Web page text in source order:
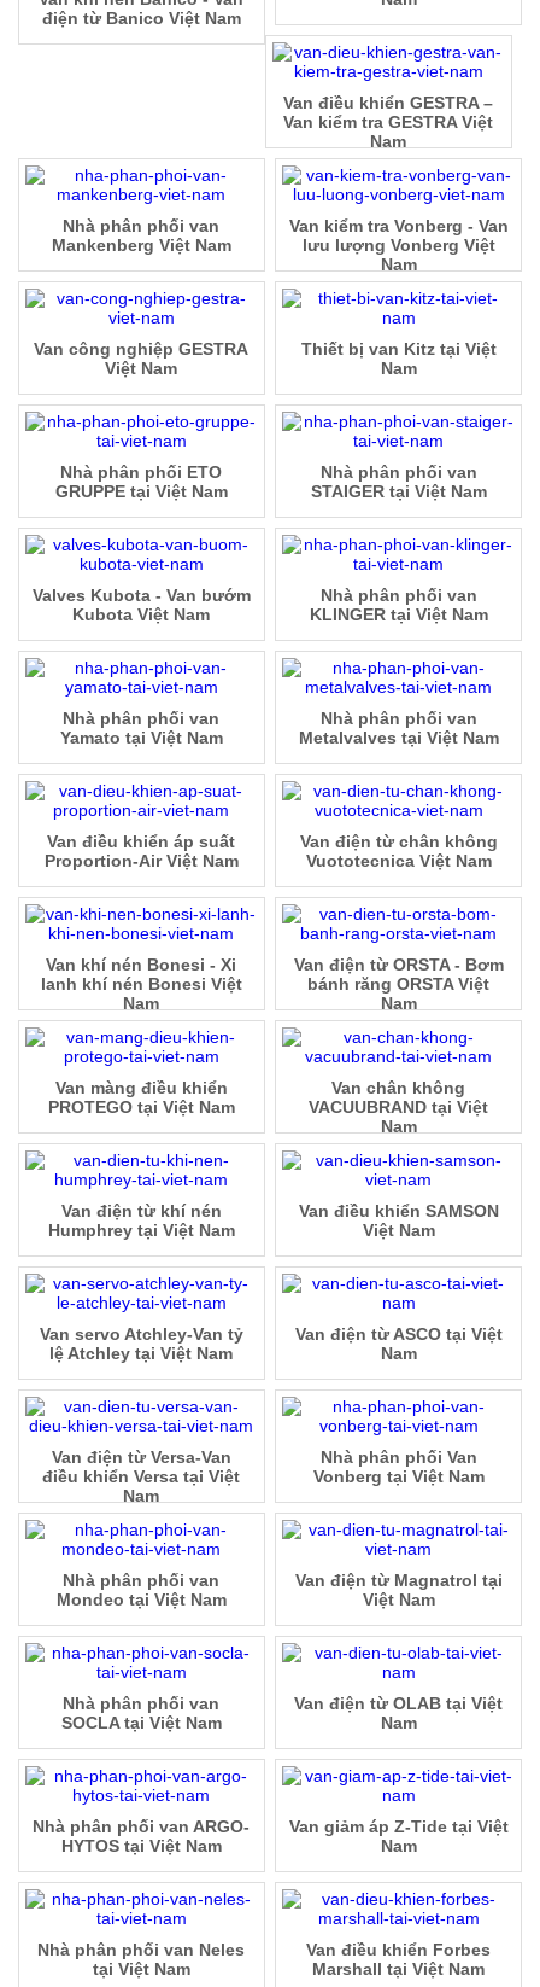
điện từ Banico Việt Nam
Van điều khiển GESTRA –
Van kiểm tra GESTRA Việt
Nam
Van kiểm tra Vonberg - Van
lưu lượng Vonberg Việt
Nam
Nhà phân phối van
Mankenberg Việt Nam
Thiết bị van Kitz tại Việt
Nam
Van công nghiệp GESTRA
Việt Nam
Nhà phân phối van
STAIGER tại Việt Nam
Nhà phân phối ETO
GRUPPE tại Việt Nam
Nhà phân phối van
KLINGER tại Việt Nam
Valves Kubota - Van bướm
Kubota Việt Nam
Nhà phân phối van
Metalvalves tại Việt Nam
Nhà phân phối van
Yamato tại Việt Nam
Van điện từ chân không
Vuototecnica Việt Nam
Van điều khiển áp suất
Proportion-Air Việt Nam
Van điện từ ORSTA - Bơm
bánh răng ORSTA Việt
Nam
Van khí nén Bonesi - Xi
lanh khí nén Bonesi Việt
Nam
Van chân không
VACUUBRAND tại Việt
Nam
Van màng điều khiển
PROTEGO tại Việt Nam
Van điều khiển SAMSON
Việt Nam
Van điện từ khí nén
Humphrey tại Việt Nam
Van điện từ ASCO tại Việt
Nam
Van servo Atchley-Van tỷ
lệ Atchley tại Việt Nam
Nhà phân phối Van
Vonberg tại Việt Nam
Van điện từ Versa-Van
điều khiển Versa tại Việt
Nam
Van điện từ Magnatrol tại
Việt Nam
Nhà phân phối van
Mondeo tại Việt Nam
Van điện từ OLAB tại Việt
Nam
Nhà phân phối van
SOCLA tại Việt Nam
Van giảm áp Z-Tide tại Việt
Nam
Nhà phân phối van ARGO-
HYTOS tại Việt Nam
Van điều khiển Forbes
Marshall tại Việt Nam
Nhà phân phối van Neles
tại Việt Nam